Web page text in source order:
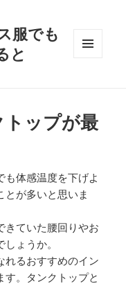
服でも
と
ップが最
も体感温度を下げよ
とが多いと思いま
きていた腰回りやお
ょうか。
れるおすすめのイン
。タンクトップと